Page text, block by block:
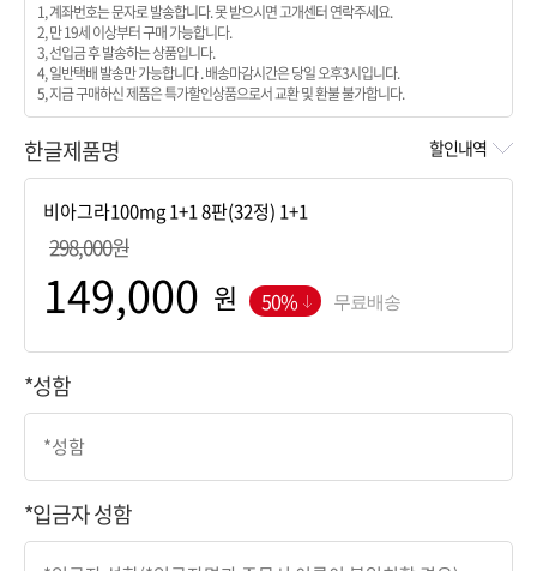
1, 계좌번호는 문자로 발송합니다. 못 받으시면 고개센터 연락주세요.
2, 만 19세 이상부터 구매 가능합니다.
3, 선입금 후 발송하는 상품입니다.
4, 일반택배 발송만 가능합니다 . 배송마감시간은 당일 오후3시입니다.
5, 지금 구매하신 제품은 특가할인상품으로서 교환 및 환불 불가합니다.
한글제품명 할인내역
298,000원
원 50% 무료배송
*성함
*입금자 성함